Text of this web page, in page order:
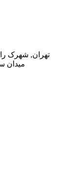
تهران, شهرک
میدان